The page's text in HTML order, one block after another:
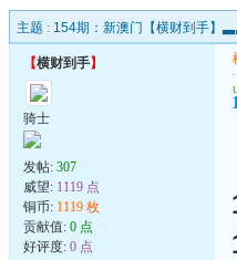
主题 : 154期：新澳门【横财到手
【横财到手】
骑士
发帖: 307
威望: 1119 点
铜币: 1119 枚
贡献值: 0 点
好评度: 0 点